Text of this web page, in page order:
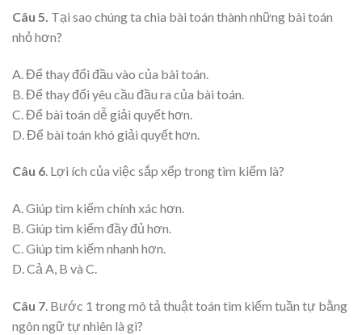
Câu 5. Tại sao chúng ta chia bài toán thành những bài toán
nhỏ hơn?
A. Để thay đổi đầu vào của bài toán.
B. Để thay đổi yêu cầu đầu ra của bài toán.
C. Để bài toán dễ giải quyết hơn.
D. Để bài toán khó giải quyết hơn.
Câu 6. Lợi ích của việc sắp xếp trong tìm kiếm là?
A. Giúp tìm kiếm chính xác hơn.
B. Giúp tìm kiếm đầy đủ hơn.
C. Giúp tìm kiếm nhanh hơn.
D. Cả A, B và C.
Câu 7. Bước 1 trong mô tả thuật toán tìm kiếm tuần tự bằng
ngôn ngữ tự nhiên là gì?